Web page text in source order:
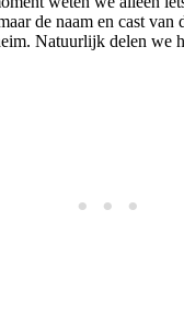
de naam en cast van
Natuurlijk delen we